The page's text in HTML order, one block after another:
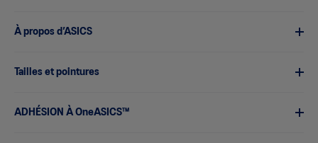
À propos d’ASICS
Tailles et pointures
ADHÉSION À OneASICS™